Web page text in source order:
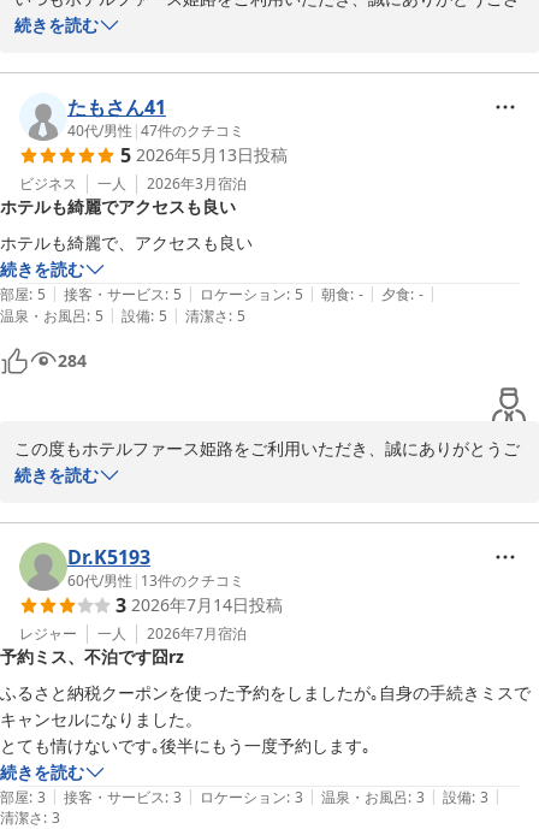
います。
たしました。
今後もご期待にお応えできるよう、スタッフ一同努めてまいりま
す。
次回お会いできる日を心よりお待ちしております。
今後ともどうぞよろしくお願いいたします。
Ｈｏｔｅｌ Ｆｏｓｓｅ姫路 ホテルファース姫路（旧：グランド
ゥース姫路）
2026-05-19
続きを読む
たもさん41
40代/男性 |47件のクチコミ
5 2026年5月13日投稿
ビジネス 一人 2026年3月宿泊
ホテルも綺麗でアクセスも良い
続きを読む
部屋: 5 | 接客・サービス: 5 | ロケーション: 5 | 朝食: - | 夕食: - |
温泉・お風呂: 5 | 設備: 5 | 清潔さ: 5
284
この度もホテルファース姫路をご利用いただき、誠にありがとうご
ざいます。
ホテルの清潔さやアクセスの良さについてお褒めのお言葉をいただ
き、大変嬉しく存じます。
これからも快適にお過ごしいただけるホテルづくりに努めてまいり
ますので、姫路にお越しの際はぜひまたご利用くださいませ。
スタッフ一同、心よりお待ちしております。
Ｈｏｔｅｌ Ｆｏｓｓｅ姫路 ホテルファース姫路（旧：グランド
ゥース姫路）
2026-05-13
続きを読む
Dr.K5193
60代/男性 | 13件のクチコミ
3 2026年7月14日投稿
レジャー 一人 2026年7月宿泊
予約ミス、不泊です囧rz
ふるさと納税クーポンを使った予約をしましたが｡自身の手続きミスで
キャンセルになりました。
とても情けないです｡後半にもう一度予約します｡
続きを読む
部屋: 3 | 接客・サービス: 3 | ロケーション: 3 | 温泉・お風呂: 3 | 設備: 3 |
清潔さ: 3